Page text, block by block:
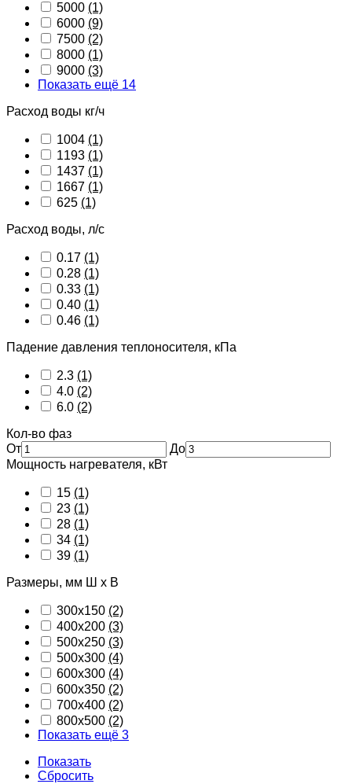
5000 (1)
6000 (9)
7500 (2)
8000 (1)
9000 (3)
Показать ещё 14
Расход воды кг/ч
1004 (1)
1193 (1)
1437 (1)
1667 (1)
625 (1)
Расход воды, л/с
0.17 (1)
0.28 (1)
0.33 (1)
0.40 (1)
0.46 (1)
Падение давления теплоносителя, кПа
2.3 (1)
4.0 (2)
6.0 (2)
Кол-во фаз
От
До
Мощность нагревателя, кВт
15 (1)
23 (1)
28 (1)
34 (1)
39 (1)
Размеры, мм Ш х В
300x150 (2)
400x200 (3)
500x250 (3)
500x300 (4)
600x300 (4)
600x350 (2)
700x400 (2)
800x500 (2)
Показать ещё 3
Показать
Сбросить